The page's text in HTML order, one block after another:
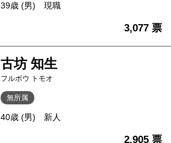
39歳 (男) 現職
3,077 票
古坊 知生
フルボウ トモオ
無所属
40歳 (男) 新人
2,905 票